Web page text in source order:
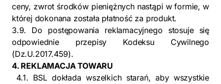
ceny, zwrot środków pieniężnych nastąpi w formie, w
której dokonana została płatność za produkt.
3.9. Do postępowania reklamacyjnego stosuje się
odpowiednie przepisy Kodeksu Cywilnego
(Dz.U.2017.459).
4. REKLAMACJA TOWARU
4.1. BSL dokłada wszelkich starań, aby wszystkie